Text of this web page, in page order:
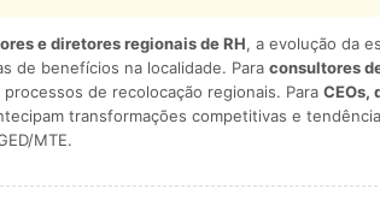
e diretores regionais de RH, a evolução da
de benefícios na localidade. Para consultores
de recolocação regionais. Para CEOs,
transformações competitivas e
MTE.